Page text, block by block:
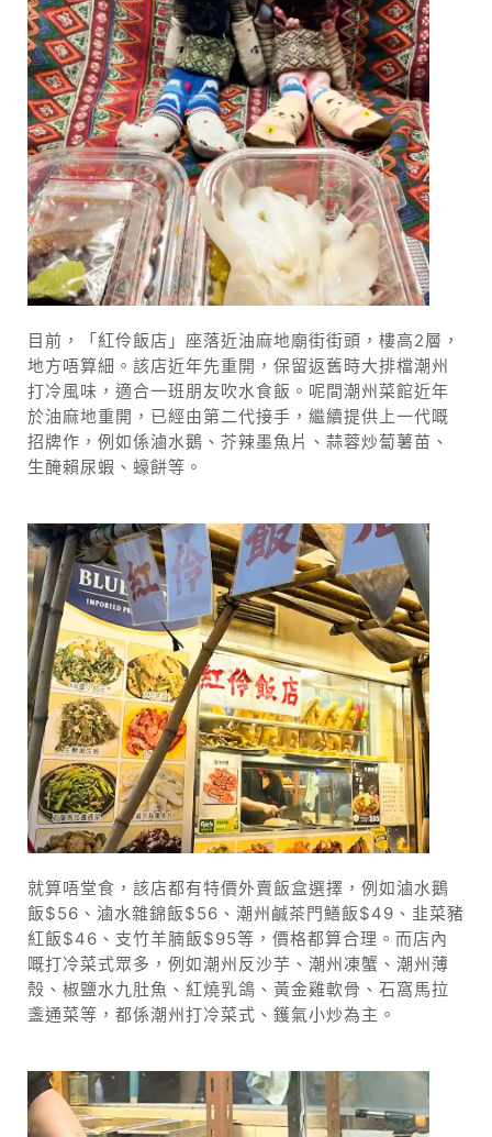
目前，「紅伶飯店」座落近油麻地廟街街頭，樓高2層，
地方唔算細。該店近年先重開，保留返舊時大排檔潮州
打冷風味，適合一班朋友吹水食飯。呢間潮州菜館近年
於油麻地重開，已經由第二代接手，繼續提供上一代嘅
招牌作，例如係滷水鵝、芥辣墨魚片、蒜蓉炒蔔薯苗、
生醃賴尿蝦、蠔餅等。
就算唔堂食，該店都有特價外賣飯盒選擇，例如滷水鵝
飯$56、滷水雜錦飯$56、潮州鹹茶門鱔飯$49、韭菜豬
紅飯$46、支竹羊腩飯$95等，價格都算合理。而店內
嘅打冷菜式眾多，例如潮州反沙芋、潮州凍蟹、潮州薄
殼、椒鹽水九肚魚、紅燒乳鴿、黃金雞軟骨、石窩馬拉
盞通菜等，都係潮州打冷菜式、鑊氣小炒為主。